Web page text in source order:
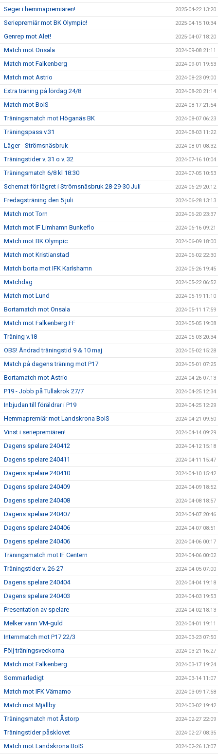
Seger i hemmapremiären! 2025-04-22 13:20
Seriepremiär mot BK Olympic! 2025-04-15 10:34
Genrep mot Alet! 2025-04-07 18:20
Match mot Onsala 2024-09-08 21:11
Match mot Falkenberg 2024-09-01 19:53
Match mot Astrio 2024-08-23 09:00
Extra träning på lördag 24/8 2024-08-20 21:14
Match mot BoIS 2024-08-17 21:54
Träningsmatch mot Höganäs BK 2024-08-07 06:23
Träningspass v.31 2024-08-03 11:22
Läger - Strömsnäsbruk 2024-08-01 08:32
Träningstider v. 31 o v. 32 2024-07-16 10:04
Träningsmatch 6/8 kl 18:30 2024-07-05 10:53
Schemat för lägret i Strömsnäsbruk 28-29-30 Juli 2024-06-29 20:12
Fredagsträning den 5 juli 2024-06-28 13:13
Match mot Torn 2024-06-20 23:37
Match mot IF Limhamn Bunkeflo 2024-06-16 09:21
Match mot BK Olympic 2024-06-09 18:00
Match mot Kristianstad 2024-06-02 22:30
Match borta mot IFK Karlshamn 2024-05-26 19:45
Matchdag 2024-05-22 06:52
Match mot Lund 2024-05-19 11:10
Bortamatch mot Onsala 2024-05-11 17:59
Match mot Falkenberg FF 2024-05-05 19:08
Träning v.18 2024-05-03 20:34
OBS! Ändrad träningstid 9 & 10 maj 2024-05-02 15:28
Match på dagens träning mot P17 2024-05-01 07:25
Bortamatch mot Astrio 2024-04-26 07:13
P19 - Jobb på Tullakrok 27/7 2024-04-25 12:34
Inbjudan till föräldrar i P19 2024-04-25 12:29
Hemmapremiär mot Landskrona BoIS 2024-04-21 09:50
Vinst i seriepremiären! 2024-04-14 09:29
Dagens spelare 240412 2024-04-12 15:18
Dagens spelare 240411 2024-04-11 15:47
Dagens spelare 240410 2024-04-10 15:42
Dagens spelare 240409 2024-04-09 18:52
Dagens spelare 240408 2024-04-08 18:57
Dagens spelare 240407 2024-04-07 20:46
Dagens spelare 240406 2024-04-07 08:51
Dagens spelare 240406 2024-04-06 00:17
Träningsmatch mot IF Centern 2024-04-06 00:02
Träningstider v. 26-27 2024-04-05 07:00
Dagens spelare 240404 2024-04-04 19:18
Dagens spelare 240403 2024-04-03 19:53
Presentation av spelare 2024-04-02 18:13
Melker vann VM-guld 2024-04-01 19:11
Internmatch mot P17 22/3 2024-03-23 07:50
Följ träningsveckorna 2024-03-21 16:27
Match mot Falkenberg 2024-03-17 19:24
Sommarledigt 2024-03-14 11:07
Match mot IFK Värnamo 2024-03-09 17:58
Match mot Mjällby 2024-03-02 19:42
Träningsmatch mot Åstorp 2024-02-27 22:09
Träningstider påsklovet 2024-02-27 08:35
Match mot Landskrona BoIS 2024-02-26 13:07